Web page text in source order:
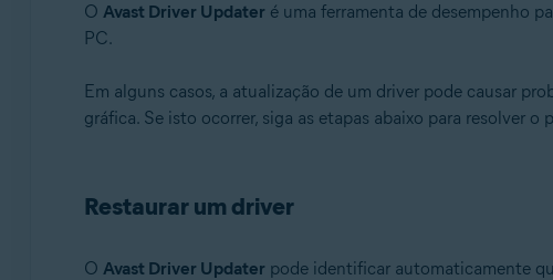
Sistemas operacionais:
Microsoft Windows 8.1 / Pro / Enterprise - 32 / 64-bit
O Avast Driver Updater é uma ferramenta de desempenho
PC.
Em alguns casos, a atualização de um driver pode causar
gráfica. Se isto ocorrer, siga as etapas abaixo para resolver o
Restaurar um driver
O Avast Driver Updater pode identificar automaticamente